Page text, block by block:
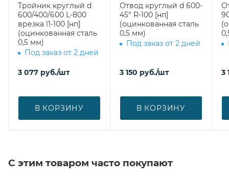
Тройник круглый d
600/400/600 L-800
врезка l1-100 [нп]
(оцинкованная сталь
0,5 мм)
Под заказ от 2 дней
3 077 руб./шт
В КОРЗИНУ
Отвод круглый d 600-
45° R-100 [нп]
(оцинкованная сталь
0,5 мм)
Под заказ от 2 дней
3 150 руб./шт
В КОРЗИНУ
3
С этим товаром часто покупают